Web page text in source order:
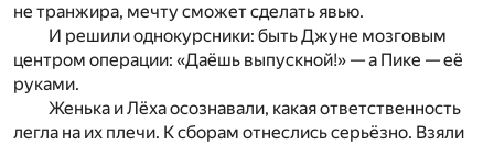
не транжира, мечту сможет сделать явью.
И решили однокурсники: быть Джуне мозговым
центром операции: «Даёшь выпускной!» — а Пике — её
руками.
Женька и Лёха осознавали, какая ответственность
легла на их плечи. К сборам отнеслись серьёзно. Взяли